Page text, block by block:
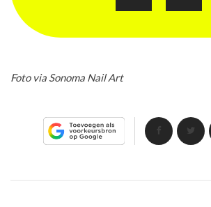
Foto via Sonoma Nail Art